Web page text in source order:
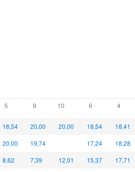
5 9 10 6 4
18,54 20,00 20,00 18,54 18,41
20,00 19,74 17,24 18,28
8,62 7,39 12,01 15,37 17,71